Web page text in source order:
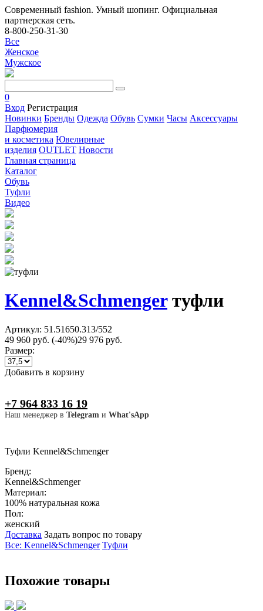
Современный fashion. Умный шопинг. Официальная
партнерская сеть.
8-800-250-31-30
Все
Женское
Мужское
0
Вход Регистрация
Новинки Бренды Одежда Обувь Сумки Часы Аксессуары
Парфюмерия
и косметика Ювелирные
изделия OUTLET Новости
Главная страница
Каталог
Обувь
Туфли
Видео
Kennel&Schmengerтуфли
Артикул: 51.51650.313/552
49 960 руб. (-40%)29 976 руб.
Размер:
Добавить в корзину
+7 964 833 16 19
Наш менеджер в Telegram и What'sApp
Туфли Kennel&Schmenger
Бренд:
Kennel&Schmenger
Материал:
100% натуральная кожа
Пол:
женский
Доставка Задать вопрос по товару
Все: Kennel&Schmenger Туфли
Похожие товары